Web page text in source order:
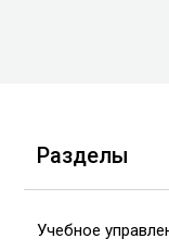
Разделы
Учебное